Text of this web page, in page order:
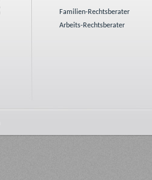
Familien-Rechtsberater
Arbeits-Rechtsberater